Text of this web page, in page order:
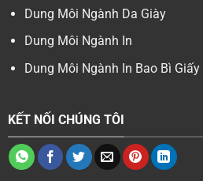
Dung Môi Ngành Da Giày
Dung Môi Ngành In
Dung Môi Ngành In Bao Bì Giấy
KẾT NỐI CHÚNG TÔI